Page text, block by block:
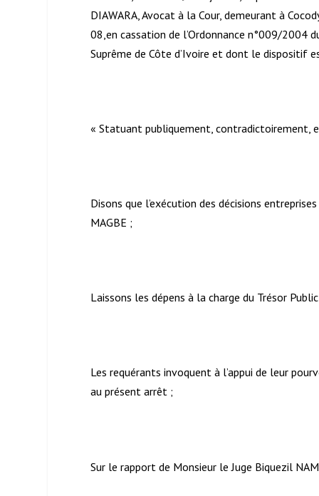
DIAWARA, Avocat à la Cour, demeurant à
08,en cassation de l’Ordonnance n°009/2004
Suprême de Côte d’Ivoire et dont le dispositif
« Statuant publiquement, contradictoirement,
Disons que l’exécution des décisions
MAGBE ;
Laissons les dépens à la charge du Trésor
Les requérants invoquent à l’appui de leur
au présent arrêt ;
Sur le rapport de Monsieur le Juge Biquezil